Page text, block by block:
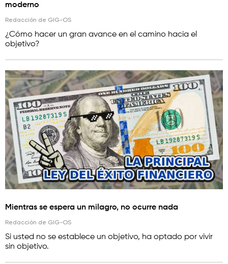
moderno
Redacción de GIG-OS
¿Сómo hacer un gran avance en el camino hacia el
objetivo?
Mientras se espera un milagro, no ocurre nada
Redacción de GIG-OS
Si usted no se establece un objetivo, ha optado por vivir
sin objetivo.